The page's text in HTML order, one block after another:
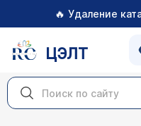
🔥 Удаление
ЦЭЛТ